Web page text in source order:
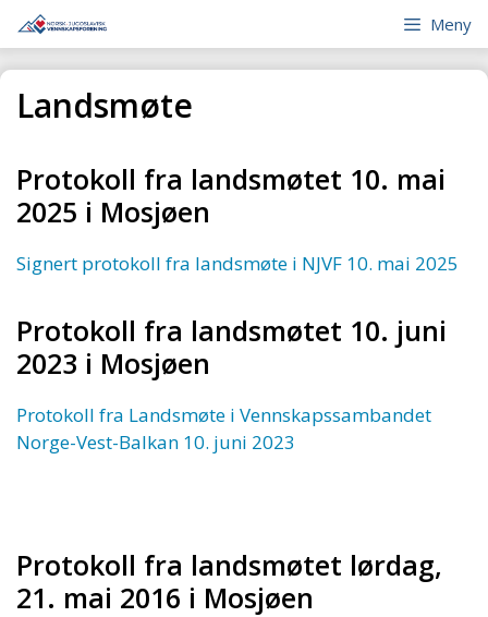
Hopp
innhold
Meny
Landsmøte
Protokoll fra landsmøtet 10. mai
2025 i Mosjøen
Signert protokoll fra landsmøte i NJVF 10. mai 2025
Protokoll fra landsmøtet 10. juni
2023 i Mosjøen
Protokoll fra Landsmøte i Vennskapssambandet
Norge-Vest-Balkan 10. juni 2023
Protokoll fra landsmøtet lørdag,
21. mai 2016 i Mosjøen